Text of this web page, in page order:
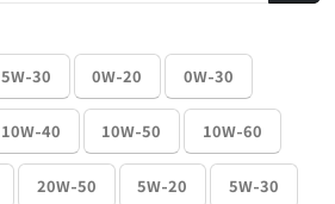
5W-30 0W-20 0W-30
10W-40 10W-50 10W-60
20W-50 5W-20 5W-30